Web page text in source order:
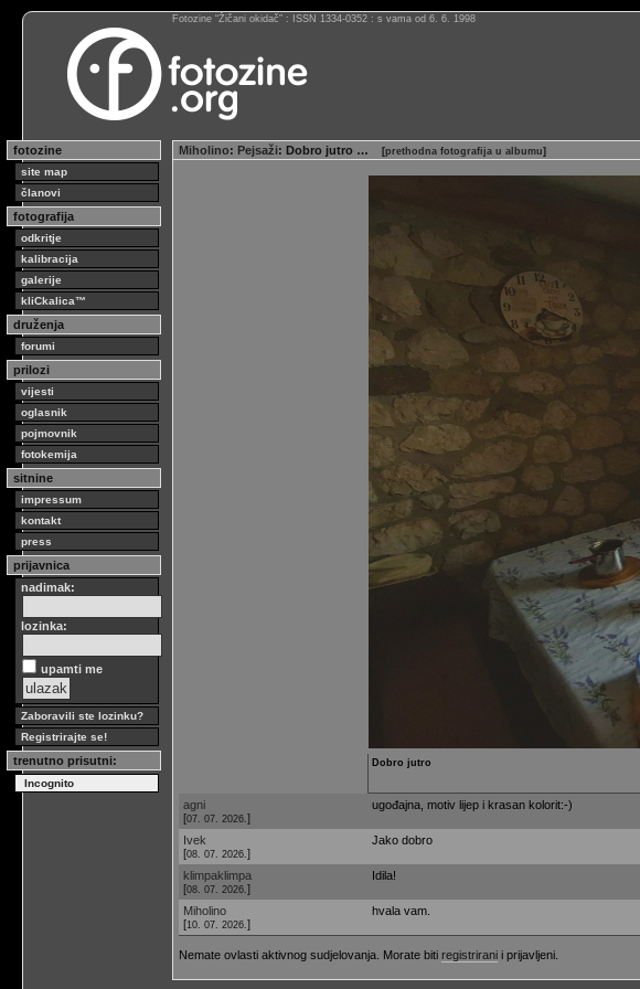
Fotozine “Žičani okidač” : ISSN 1334-0352 : s vama od 6. 6. 1998
fotozine
site map
članovi
fotografija
odkritje
kalibracija
galerije
kliCkalica™
druženja
forumi
prilozi
vijesti
oglasnik
pojmovnik
fotokemija
sitnine
impressum
kontakt
press
prijavnica
nadimak:
lozinka:
upamti me
Zaboravili ste lozinku?
Registrirajte se!
trenutno prisutni:
Incognito
Miholino: Pejsaži: Dobro jutro … [prethodna fotografija u albumu]
Dobro jutro
agni
[07. 07. 2026. ]
ugođajna, motiv lijep i krasan kolorit:-)
Ivek
[08. 07. 2026. ]
Jako dobro
klimpaklimpa
[08. 07. 2026. ]
Idila!
Miholino
[10. 07. 2026. ]
hvala vam.
Nemate ovlasti aktivnog sudjelovanja. Morate biti registrirani i prijavljeni.